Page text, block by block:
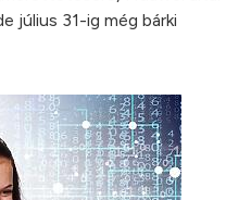
július 31-ig még bárki